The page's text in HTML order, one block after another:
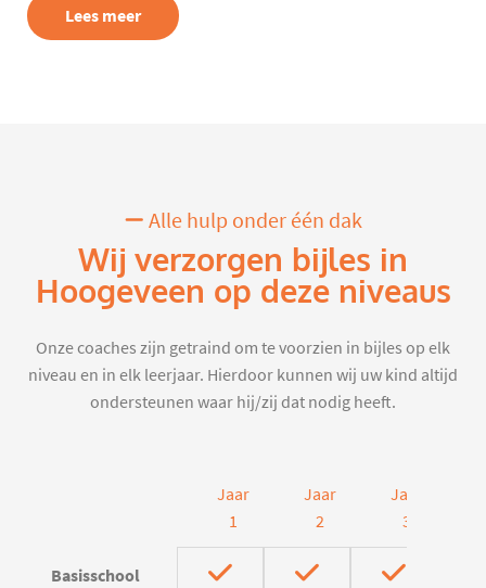
Lees meer
Alle hulp onder één dak
Wij verzorgen bijles in
Hoogeveen op deze niveaus
Onze coaches zijn getraind om te voorzien in bijles op elk
niveau en in elk leerjaar. Hierdoor kunnen wij uw kind altijd
ondersteunen waar hij/zij dat nodig heeft.
Jaar
1
Jaar
2
Jaar
3
Basisschool